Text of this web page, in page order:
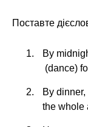
Поставте
By
(dance)
By dinner,
the whole